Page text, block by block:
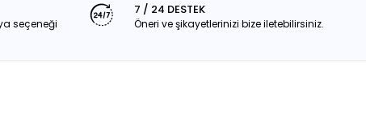
seçeneği
7 / 24 DESTEK
Öneri ve şikayetlerinizi bize iletebilirsiniz.